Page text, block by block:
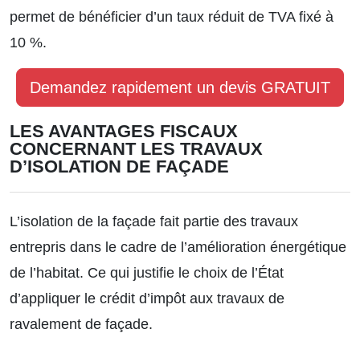
permet de bénéficier d’un taux réduit de TVA fixé à
10 %.
Demandez rapidement un devis GRATUIT
LES AVANTAGES FISCAUX
CONCERNANT LES TRAVAUX
D’ISOLATION DE FAÇADE
L’isolation de la façade fait partie des travaux
entrepris dans le cadre de l’amélioration énergétique
de l’habitat. Ce qui justifie le choix de l’État
d’appliquer le crédit d’impôt aux travaux de
ravalement de façade.